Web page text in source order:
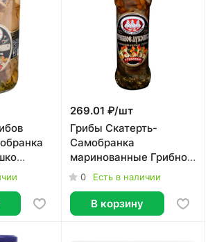
кг
269.01 ₽/шт
Грибы Скатерть-
Самобранка
маринованные Грибное
лукошко отборные 330
0 Есть в наличии
В корзину